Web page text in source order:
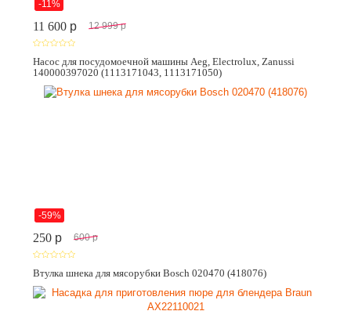
-11%
11 600 p 12 999 p
Насос для посудомоечной машины Aeg, Electrolux, Zanussi
140000397020 (1113171043, 1113171050)
-59%
250 p 600 p
Втулка шнека для мясорубки Bosch 020470 (418076)